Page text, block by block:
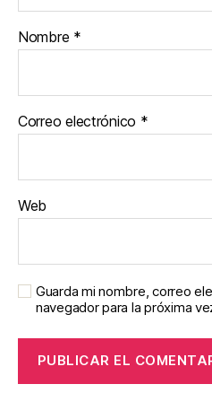
Nombre *
Correo electrónico *
Web
Guarda mi nombre, correo
navegador para la próxima